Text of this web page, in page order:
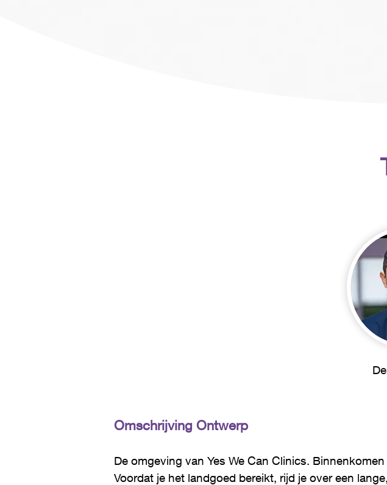
Omschrijving Ontwerp
De omgeving van Yes We Can Clinics.
Voordat je het landgoed bereikt, rijd je over een